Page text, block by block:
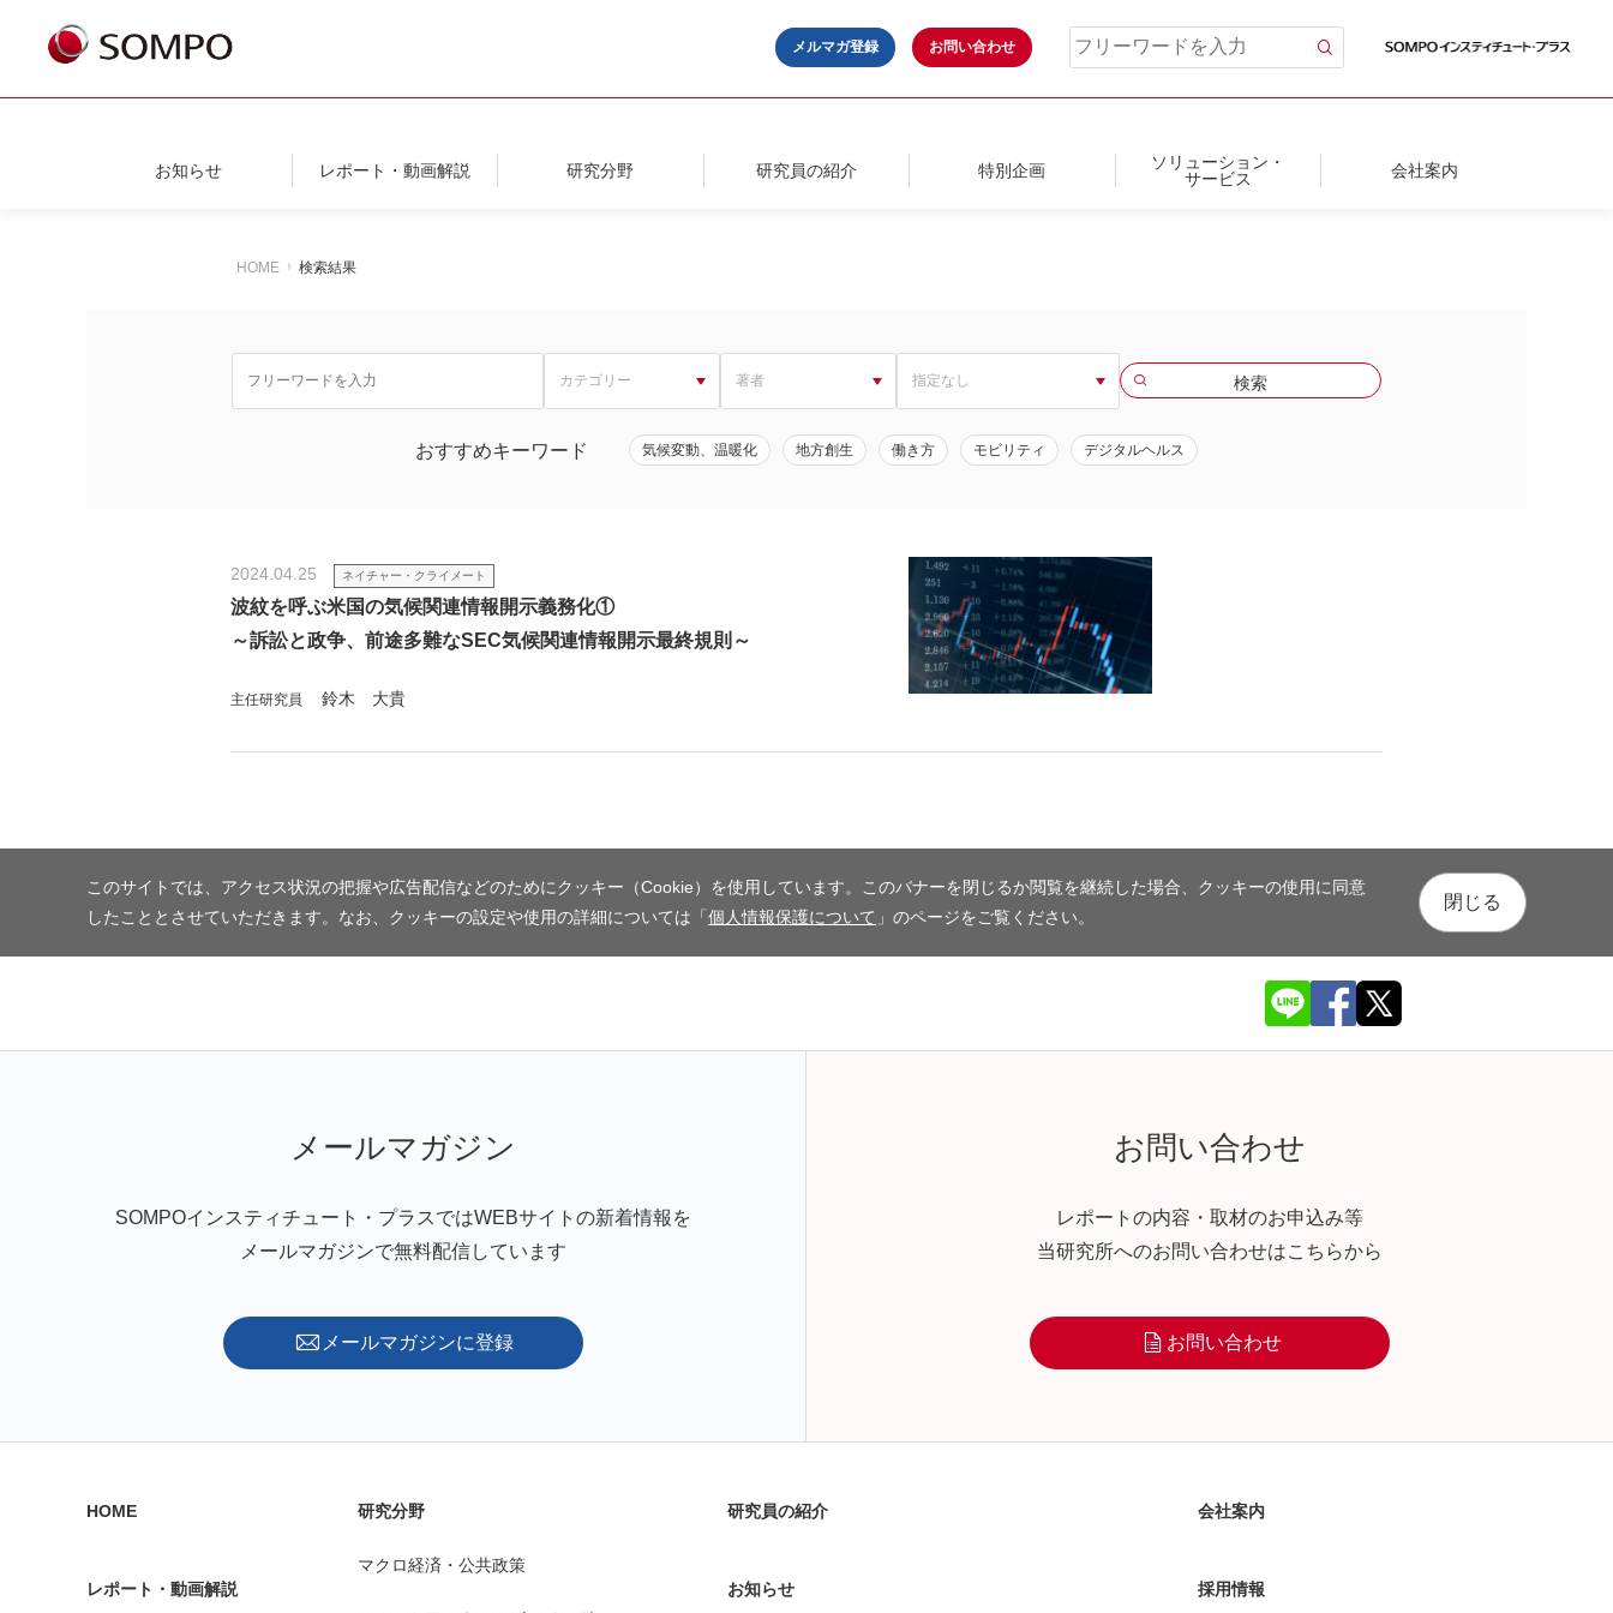
メルマガ登録 お問い合わせ
お知らせ レポート・動画解説 研究分野 研究員の紹介 特別企画
ソリューション・
サービス
会社案内
HOME 検索結果
おすすめキーワード 気候変動、温暖化 地方創生 働き方 モビリティ デジタルヘルス
2024.04.25 ネイチャー・クライメート
波紋を呼ぶ米国の気候関連情報開示義務化①
～訴訟と政争、前途多難なSEC気候関連情報開示最終規則～
主任研究員 鈴木 大貴
このサイトでは、アクセス状況の把握や広告配信などのためにクッキー（Cookie）を使用しています。このバナーを閉じるか閲覧を継続した場合、クッキーの使用に同意
したこととさせていただきます。なお、クッキーの設定や使用の詳細については「個人情報保護について 」のページをご覧ください。
閉じる
メールマガジン
SOMPOインスティチュート・プラスではWEBサイトの新着情報を
メールマガジンで無料配信しています
メールマガジンに登録
お問い合わせ
レポートの内容・取材のお申込み等
当研究所へのお問い合わせはこちらから
お問い合わせ
HOME
レポート・動画解説
研究分野
マクロ経済・公共政策
研究員の紹介
お知らせ
会社案内
採用情報